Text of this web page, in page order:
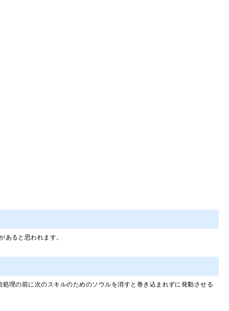
ると思われます。
理の前に次のスキルのためのソウルを消すと巻き込まれずに発動させる